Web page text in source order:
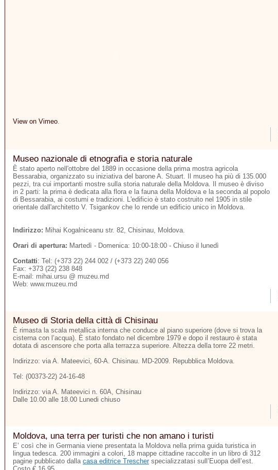
View on Vimeo.
Museo nazionale di etnografia e storia naturale
È stato aperto nell'ottobre del 1889 in occasione della prima mostra agricola
Bessarabia, organizzato su iniziativa del barone A. Stuart. Il museo ha più di 135.000
pezzi, tra cui importanti mostre sulla storia naturale della Moldova. Il museo è diviso
in 2 parti: la prima è dedicata alla flora e la fauna della Moldova e la seconda al popolo
di Bessarabia, ai costumi e tradizioni. L'edificio è stato costruito nel 1905 in stile
orientale dall'architetto V. Tsigankov che lo rende un edificio unico in Moldova.
Indirizzo: Mihai Kogalniceanu str. 82, Chisinau, Moldova.
Orari di apertura: Martedì - Domenica: 10:00-18:00 - Chiuso il lunedì
Contatti: Tel: (+373 22) 244 002 / (+373 22) 240 056
Fax: +373 (22) 238 848
E-mail: mihai.ursu @ muzeu.md
Web: www.muzeu.md
Museo di Storia della città di Chisinau
È rimasta la scala metallica interna che conduce al piano superiore (dove si trova la
cisterna con l’acqua). È stato fondato nel dicembre 1979 e dopo il restauro è stata
dotata di ascensore che porta alla terrazza superiore. Altezza della torre 22 metri.
Indirizzo: via A. Mateevici, 60-A. Chisinau. MD-2009. Repubblica Moldova.
Tel: (00373-22) 24-16-48
Indirizzo: via A. Mateevici n. 60A, Chisinau
Dalle 10.00 alle 18.00 Lunedi chiuso
Moldova, una terra per turisti che non amano i turisti
E’ così che in Germania viene presentata la Moldova nella prima guida turistica in
lingua tedesca. 200 immagini a colori, 18 mappe cittadine raccolte in un libro di 312
pagine pubblicato dalla casa editrice Trescherspecializzatasi sull’Euopa dell’est.